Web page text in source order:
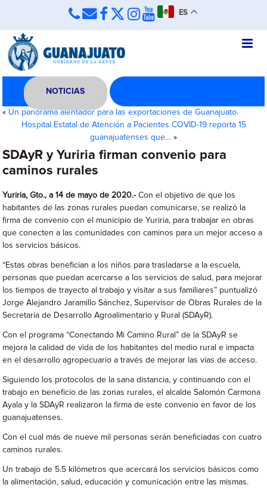
ES
NOTICIAS
« Un panorama alentador para las exportaciones de Guanajuato.
Hospital Estatal de Atención a Pacientes COVID-19 reporta 15
guanajuatenses que… »
SDAyR y Yuriria firman convenio para
caminos rurales
Yuriria, Gto., a 14 de mayo de 2020.-Con el objetivo de que los
habitantes de las zonas rurales puedan comunicarse, se realizó la
firma de convenio con el municipio de Yuriria, para trabajar en obras
que conecten a las comunidades con caminos para un mejor acceso a
los servicios básicos.
“Estas obras benefician a los niños para trasladarse a la escuela,
personas que puedan acercarse a los servicios de salud, para mejorar
los tiempos de trayecto al trabajo y visitar a sus familiares” puntualizó
Jorge Alejandro Jaramillo Sánchez, Supervisor de Obras Rurales de la
Secretaría de Desarrollo Agroalimentario y Rural (SDAyR).
Con el programa “Conectando Mi Camino Rural” de la SDAyR se
mejora la calidad de vida de los habitantes del medio rural e impacta
en el desarrollo agropecuario a través de mejorar las vías de acceso.
Siguiendo los protocolos de la sana distancia, y continuando con el
trabajo en beneficio de las zonas rurales, el alcalde Salomón Carmona
Ayala y la SDAyR realizaron la firma de este convenio en favor de los
guanajuatenses.
Con el cual más de nueve mil personas serán beneficiadas con cuatro
caminos rurales.
Un trabajo de 5.5 kilómetros que acercará los servicios básicos como
la alimentación, salud, educación y comunicación entre las mismas.